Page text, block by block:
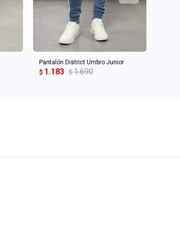
Pantalón District Umbro Junior
$ 1.183 $ 1.690
AGREGAR AL CARRITO